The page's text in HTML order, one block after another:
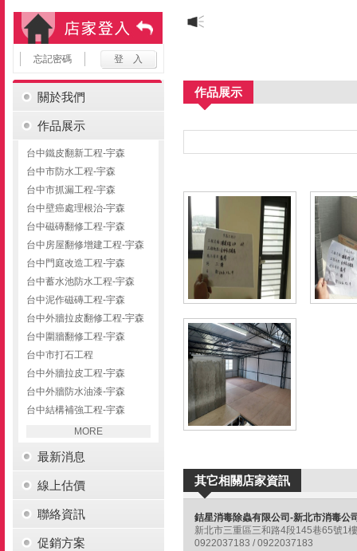
忘記密碼
關於我們
作品展示
台中鐵皮翻新工程-宇森
台中市防水工程-宇森
台中市抓漏工程-宇森
台中壁癌處理根治-宇森
台中磁磚翻修工程-宇森
台中房屋翻修增建工程-宇森
台中門庭改造工程-宇森
台中蓄水池防水工程-宇森
台中泥作磁磚工程-宇森
台中外牆拉皮翻修工程-宇森
台中圍牆翻修工程-宇森
台中市打石工程
台中外牆拉皮工程-宇森
台中外牆防水油漆-宇森
台中結構補強工程-宇森
MORE
最新消息
線上估價
聯絡資訊
促銷方案
作品展示
其它相關店家資訊
新北市三重區三和路4段145巷65號1樓
0922037183 / 0922037183